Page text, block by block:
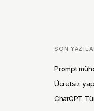
SON
Prompt
Ücretsiz
ChatGPT